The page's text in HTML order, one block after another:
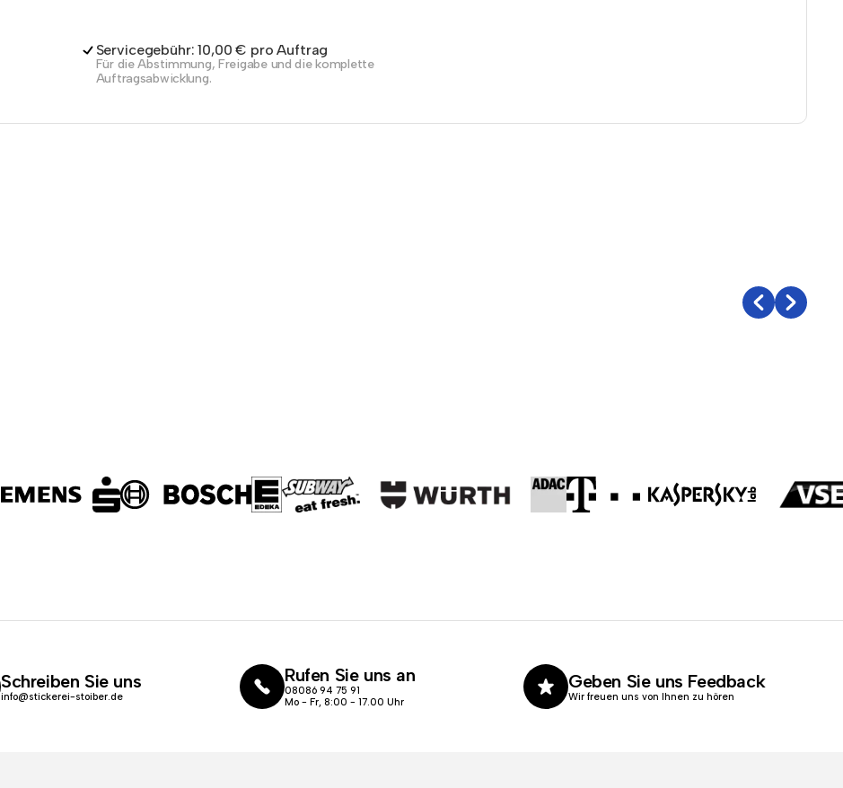
Servicegebühr: 10,00 € pro Auftrag
Für die Abstimmung, Freigabe und die komplette
Auftragsabwicklung.
Schreiben Sie uns
info@stickerei-stoiber.de
Rufen Sie uns an
08086 94 75 91
Mo - Fr, 8:00 - 17.00 Uhr
Geben Sie uns Feedback
Wir freuen uns von Ihnen zu hören